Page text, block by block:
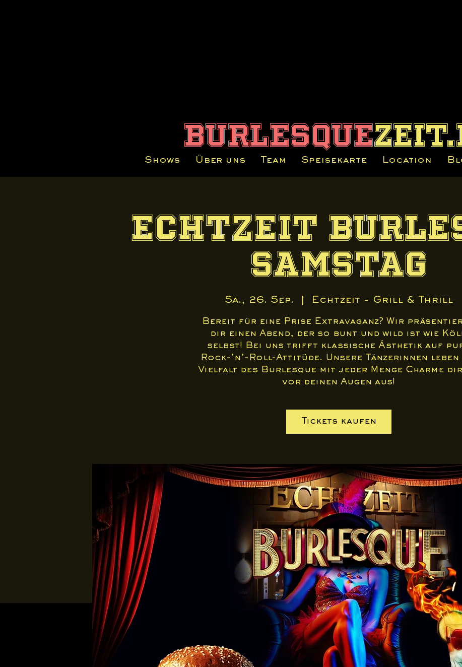
Shows Über uns Team Speisekarte Location
burlesque
Echtzeit
Samstag
Sa., 26. Sep. Echtzeit - Grill & Thrill
Bereit für eine Prise Extravaganz? Wir
dir einen Abend, der so bunt und wild ist wie
selbst! Bei uns trifft klassische Ästhetik auf
Rock-’n’-Roll-Attitüde. Unsere Tänzerinnen leben
Vielfalt des Burlesque mit jeder Menge Charme
vor deinen Augen aus!
Tickets kaufen